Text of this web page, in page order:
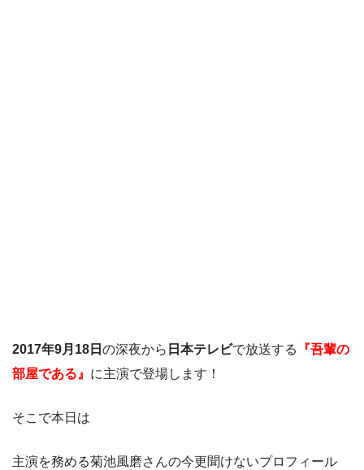
2017年9月18日 の深夜から 日本テレビで放送する
『吾輩の
部屋である』 に主演で登場します！
そこで本日は
主演を務める菊池風磨さんの今更聞けないプロフィール